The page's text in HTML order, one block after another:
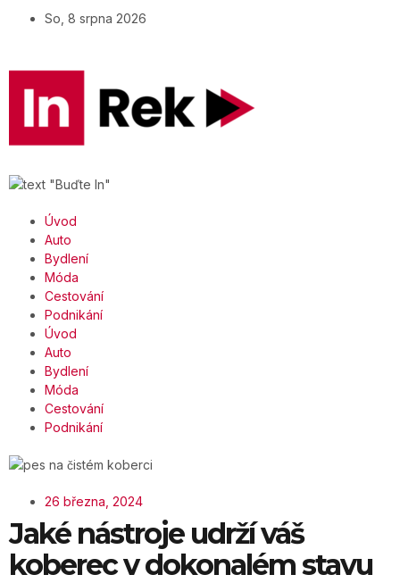
So, 8 srpna 2026
Úvod
Auto
Bydlení
Móda
Cestování
Podnikání
Úvod
Auto
Bydlení
Móda
Cestování
Podnikání
26 března, 2024
Jaké nástroje udrží váš
koberec v dokonalém stavu